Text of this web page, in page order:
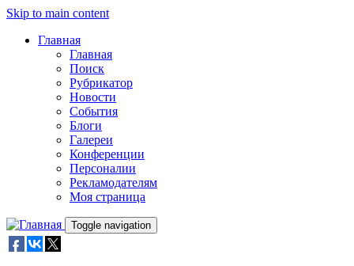
Skip to main content
Главная
Главная
Поиск
Рубрикатор
Новости
События
Блоги
Галереи
Конференции
Персоналии
Рекламодателям
Моя страница
Toggle navigation